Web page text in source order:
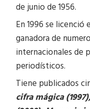
de junio de 1956.
En 1996 se licenció
ganadora de
internacionales de
periodísticos.
Tiene publicados
cifra mágica